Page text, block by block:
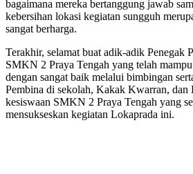
bagaimana mereka bertanggung jawab
kebersihan lokasi kegiatan sungguh
sangat berharga.
Terakhir, selamat buat adik-adik Penegak
SMKN 2 Praya Tengah yang telah
dengan sangat baik melalui bimbingan
Pembina di sekolah, Kakak Kwarran, dan
kesiswaan SMKN 2 Praya Tengah yang
mensukseskan kegiatan Lokaprada ini.